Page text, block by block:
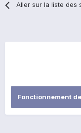
Aller sur la liste des
Fonctionnement